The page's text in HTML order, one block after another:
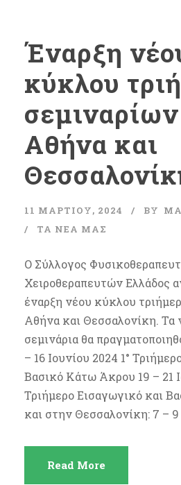
Έναρξη
κύκλου
Αθήνα και
11 ΜΑΡΤΊΟΥ, 2024 BY
ΤΑ ΝΈΑ ΜΑΣ
Ο Σύλλογος
Χειροθεραπευτών Ελλάδος
έναρξη νέου κύκλου
Αθήνα και Θεσσαλονίκη. Τα
σεμινάρια θα
– 16 Ιουνίου 2024 1°
Βασικό Κάτω Άκρου 19 – 21
Τριήμερο Εισαγωγικό και
και στην Θεσσαλονίκη: 7 – 9
Read More